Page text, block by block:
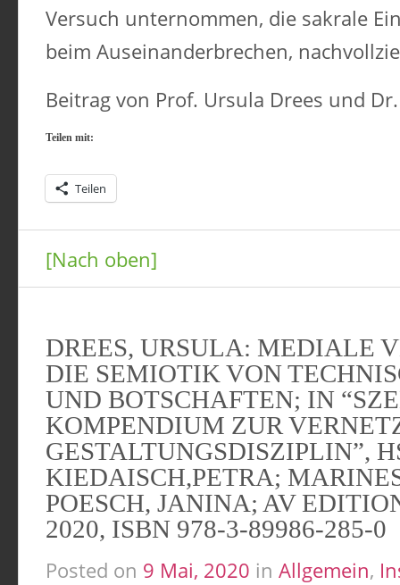
Versuch unternommen, die sakrale
beim Auseinanderbrechen,
Beitrag von Prof. Ursula Drees und
Teilen mit:
Teilen
[Nach oben]
DREES, URSULA: MEDIALE
DIE SEMIOTIK VON
UND BOTSCHAFTEN; IN
KOMPENDIUM ZUR
GESTALTUNGSDISZIPLIN”,
KIEDAISCH,PETRA;
POESCH, JANINA; AV
2020, ISBN 978-3-89986-285-0
Posted on 9 Mai, 2020 in Allgemein,